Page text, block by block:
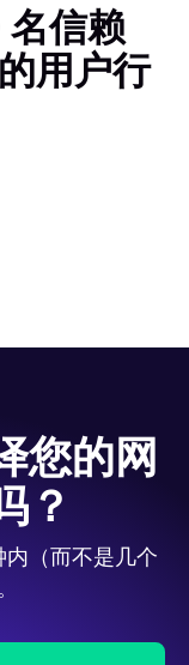
信赖
用户行
您的网
？
（而不是几个